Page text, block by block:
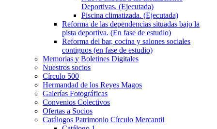
Deportivas. (Ejecutada)
Piscina climatizada. (Ejecutada)
Reforma de las dependencias situadas bajo la
pista deportiva. (En fase de estudio)
Reforma del bar, cocina y salones sociales
contiguos (en fase de estudio)
Memorias y Boletines Digitales
Nuestros socios
Círculo 500
Hermandad de los Reyes Magos
Galerías Fotográficas
Convenios Colectivos
Ofertas a Socios
Catálogos Patrimonio Círculo Mercantil